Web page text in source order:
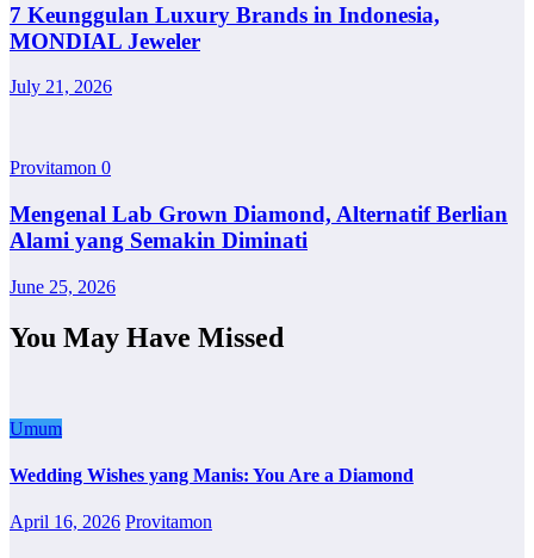
7 Keunggulan Luxury Brands in Indonesia,
MONDIAL Jeweler
July 21, 2026
Provitamon 0
Mengenal Lab Grown Diamond, Alternatif Berlian
Alami yang Semakin Diminati
June 25, 2026
You May Have Missed
Umum
Wedding Wishes yang Manis: You Are a Diamond
April 16, 2026 Provitamon